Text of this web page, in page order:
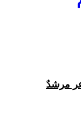
مرشدٌ